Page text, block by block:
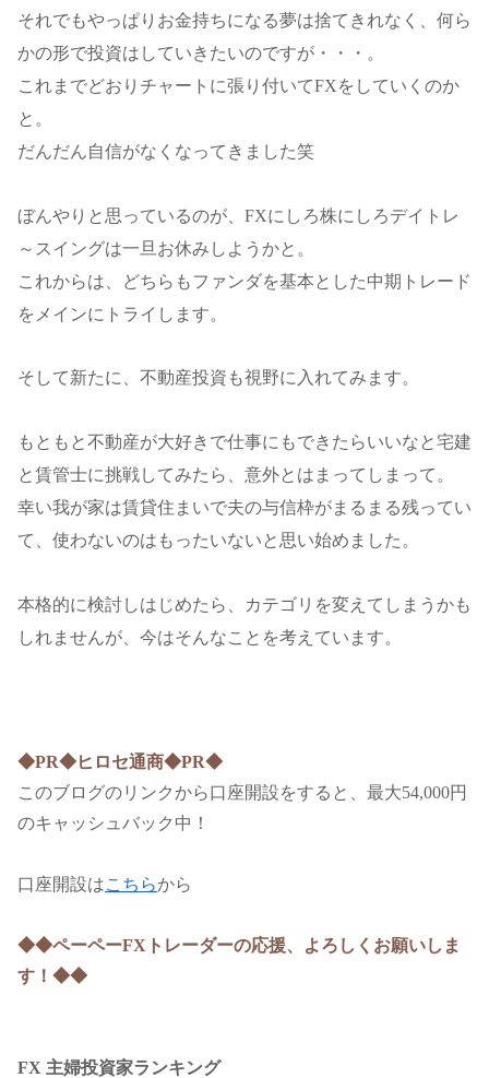
それでもやっぱりお金持ちになる夢は捨てきれなく、何ら
かの形で投資はしていきたいのですが・・・。
これまでどおりチャートに張り付いてFXをしていくのか
と。
だんだん自信がなくなってきました笑
ぼんやりと思っているのが、FXにしろ株にしろデイトレ
～スイングは一旦お休みしようかと。
これからは、どちらもファンダを基本とした中期トレード
をメインにトライします。
そして新たに、不動産投資も視野に入れてみます。
もともと不動産が大好きで仕事にもできたらいいなと宅建
と賃管士に挑戦してみたら、意外とはまってしまって。
幸い我が家は賃貸住まいで夫の与信枠がまるまる残ってい
て、使わないのはもったいないと思い始めました。
本格的に検討しはじめたら、カテゴリを変えてしまうかも
しれませんが、今はそんなことを考えています。
◆PR◆ヒロセ通商◆PR◆
このブログのリンクから口座開設をすると、最大54,000円
のキャッシュバック中！
口座開設はこちらから
◆◆ペーペーFXトレーダーの応援、よろしくお願いしま
す！◆◆
FX 主婦投資家ランキング